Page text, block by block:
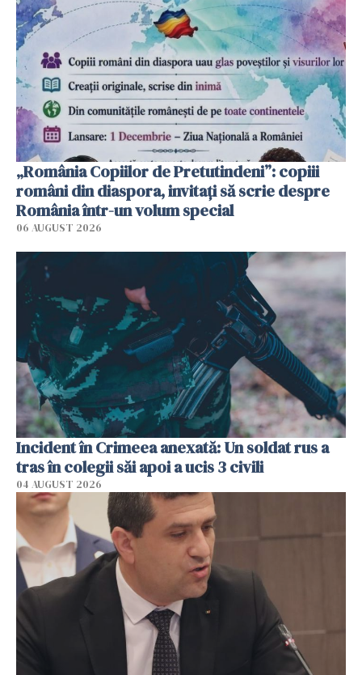
„România Copiilor de Pretutindeni”: copiii
români din diaspora, invitați să scrie despre
România într-un volum special
06 AUGUST 2026
Incident în Crimeea anexată: Un soldat rus a
tras în colegii săi apoi a ucis 3 civili
04 AUGUST 2026